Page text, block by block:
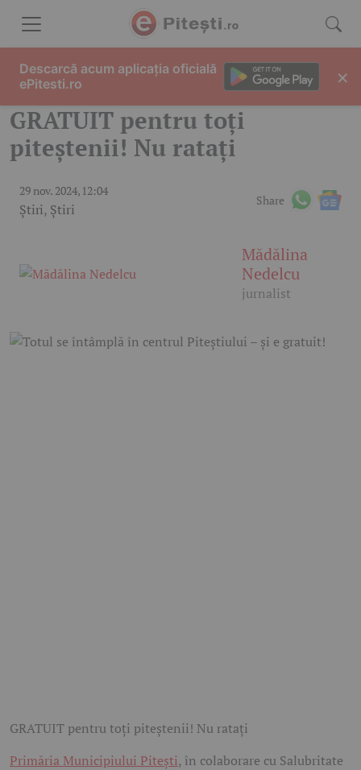
GRATUIT pentru toți
piteștenii! Nu ratați
29 nov. 2024, 12:04
Știri, Știri
Share
Mădălina
Nedelcu
jurnalist
GRATUIT pentru toți piteștenii! Nu ratați
Primăria Municipiului Pitești, în colaborare cu Salubritate
Descarcă acum aplicația oficială
ePitesti.ro
×